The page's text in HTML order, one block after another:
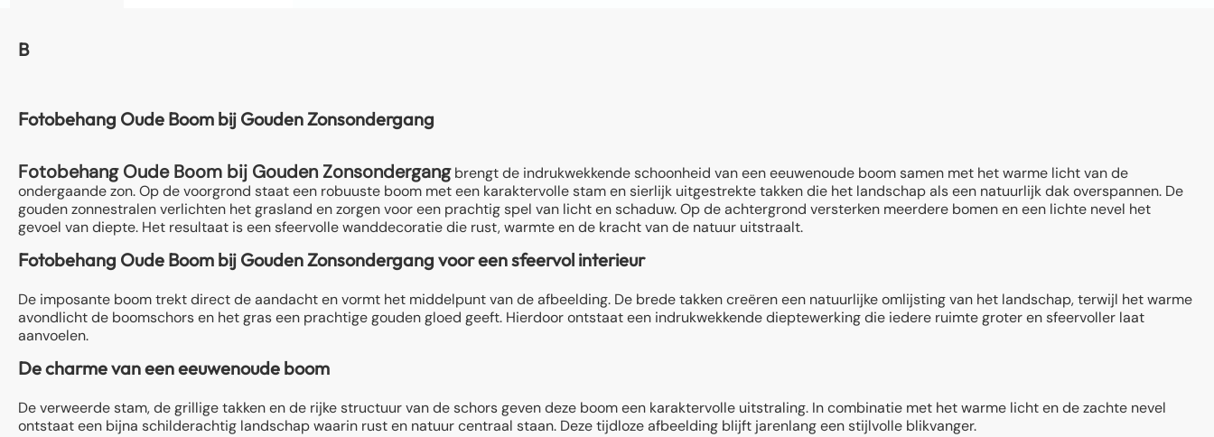
B
Fotobehang Oude Boom bij Gouden Zonsondergang
Fotobehang Oude Boom bij Gouden Zonsondergangbrengt de indrukwekkende schoonheid van een eeuwenoude boom samen met het warme licht van de
ondergaande zon. Op de voorgrond staat een robuuste boom met een karaktervolle stam en sierlijk uitgestrekte takken die het landschap als een natuurlijk dak overspannen. De
gouden zonnestralen verlichten het grasland en zorgen voor een prachtig spel van licht en schaduw. Op de achtergrond versterken meerdere bomen en een lichte nevel het
gevoel van diepte. Het resultaat is een sfeervolle wanddecoratie die rust, warmte en de kracht van de natuur uitstraalt.
Fotobehang Oude Boom bij Gouden Zonsondergang voor een sfeervol interieur
De imposante boom trekt direct de aandacht en vormt het middelpunt van de afbeelding. De brede takken creëren een natuurlijke omlijsting van het landschap, terwijl het warme
avondlicht de boomschors en het gras een prachtige gouden gloed geeft. Hierdoor ontstaat een indrukwekkende dieptewerking die iedere ruimte groter en sfeervoller laat
aanvoelen.
De charme van een eeuwenoude boom
De verweerde stam, de grillige takken en de rijke structuur van de schors geven deze boom een karaktervolle uitstraling. In combinatie met het warme licht en de zachte nevel
ontstaat een bijna schilderachtig landschap waarin rust en natuur centraal staan. Deze tijdloze afbeelding blijft jarenlang een stijlvolle blikvanger.